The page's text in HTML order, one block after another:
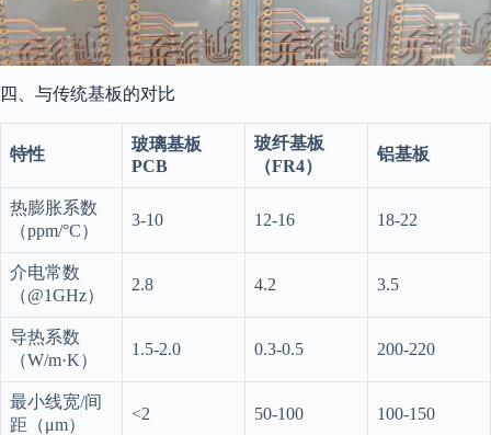
四、与传统基板的对比
特性
玻璃基板
PCB
玻纤基板
（FR4）
铝基板
热膨胀系数
（ppm/°C）
3-10 12-16 18-22
介电常数
（@1GHz）
2.8 4.2 3.5
导热系数
（W/m·K）
1.5-2.0 0.3-0.5 200-220
最小线宽/间
距（μm）
<2 50-100 100-150